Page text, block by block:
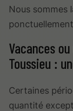
Nous sommes
Vacances
Toussieu :
Certaines
quantité